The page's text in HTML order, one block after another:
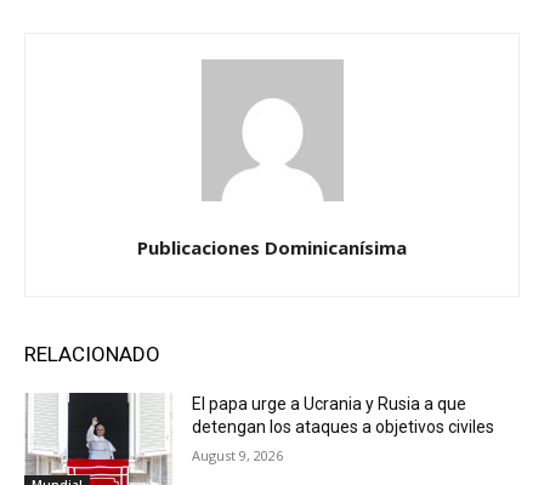
Publicaciones Dominicanísima
RELACIONADO
El papa urge a Ucrania y Rusia a que
detengan los ataques a objetivos civiles
August 9, 2026